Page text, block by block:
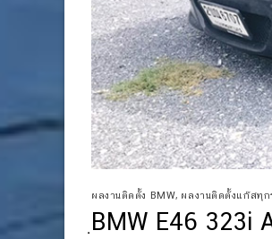
ผลงานติดตั้ง BMW, ผลงานติดตั้งแก๊สทุ
BMW E46 323i